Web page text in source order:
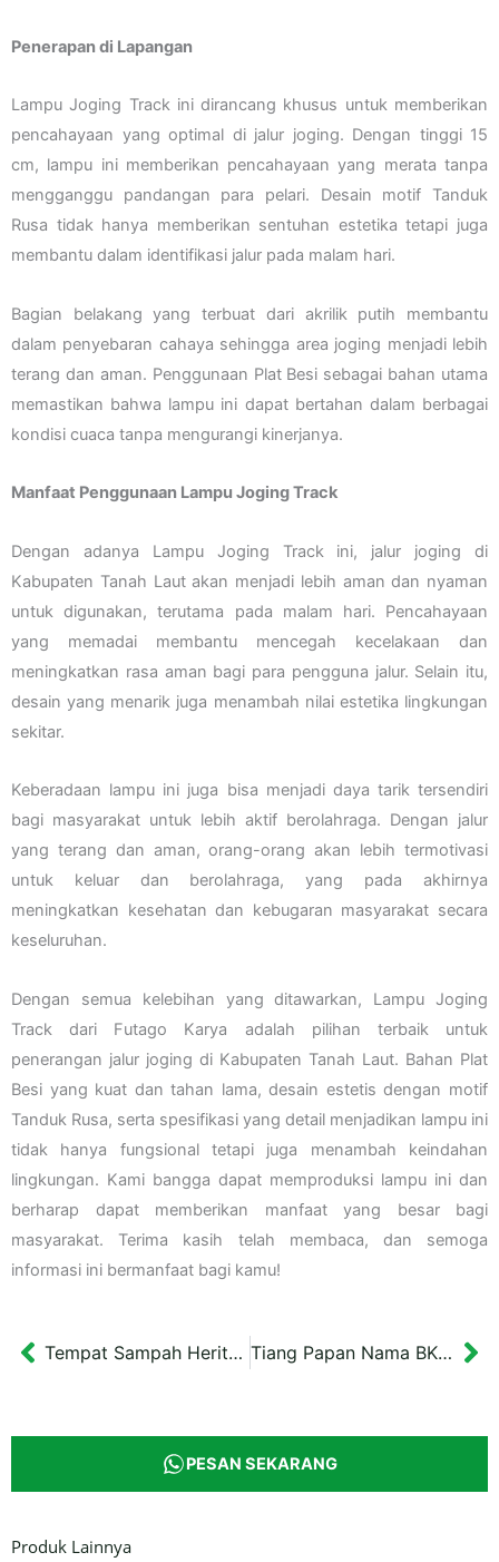
Penerapan di Lapangan
Lampu Joging Track ini dirancang khusus untuk memberikan
pencahayaan yang optimal di jalur joging. Dengan tinggi 15
cm, lampu ini memberikan pencahayaan yang merata tanpa
mengganggu pandangan para pelari. Desain motif Tanduk
Rusa tidak hanya memberikan sentuhan estetika tetapi juga
membantu dalam identifikasi jalur pada malam hari.
Bagian belakang yang terbuat dari akrilik putih membantu
dalam penyebaran cahaya sehingga area joging menjadi lebih
terang dan aman. Penggunaan Plat Besi sebagai bahan utama
memastikan bahwa lampu ini dapat bertahan dalam berbagai
kondisi cuaca tanpa mengurangi kinerjanya.
Manfaat Penggunaan Lampu Joging Track
Dengan adanya Lampu Joging Track ini, jalur joging di
Kabupaten Tanah Laut akan menjadi lebih aman dan nyaman
untuk digunakan, terutama pada malam hari. Pencahayaan
yang memadai membantu mencegah kecelakaan dan
meningkatkan rasa aman bagi para pengguna jalur. Selain itu,
desain yang menarik juga menambah nilai estetika lingkungan
sekitar.
Keberadaan lampu ini juga bisa menjadi daya tarik tersendiri
bagi masyarakat untuk lebih aktif berolahraga. Dengan jalur
yang terang dan aman, orang-orang akan lebih termotivasi
untuk keluar dan berolahraga, yang pada akhirnya
meningkatkan kesehatan dan kebugaran masyarakat secara
keseluruhan.
Dengan semua kelebihan yang ditawarkan, Lampu Joging
Track dari Futago Karya adalah pilihan terbaik untuk
penerangan jalur joging di Kabupaten Tanah Laut. Bahan Plat
Besi yang kuat dan tahan lama, desain estetis dengan motif
Tanduk Rusa, serta spesifikasi yang detail menjadikan lampu ini
tidak hanya fungsional tetapi juga menambah keindahan
lingkungan. Kami bangga dapat memproduksi lampu ini dan
berharap dapat memberikan manfaat yang besar bagi
masyarakat. Terima kasih telah membaca, dan semoga
informasi ini bermanfaat bagi kamu!
Prev Tempat Sampah Heritage Custom Purworejo 100 cm Tiang Papan Nama BKK Pagerharjo
PESAN SEKARANG
Produk Lainnya